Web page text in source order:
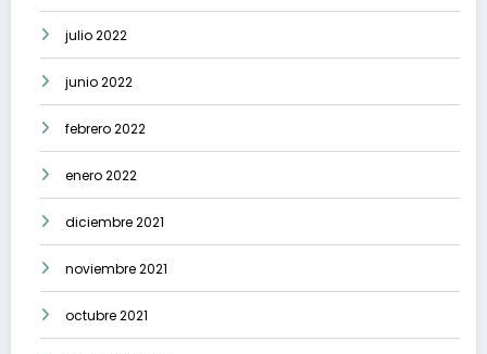
julio 2022
junio 2022
febrero 2022
enero 2022
diciembre 2021
noviembre 2021
octubre 2021